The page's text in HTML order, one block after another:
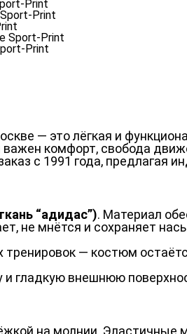
— это лёгкая и
комфорт, свобода
с 1991 года, предлагая
“адидас”). Материал
не мнётся и сохраняет
— костюм
гладкую внешнюю
на молнии.